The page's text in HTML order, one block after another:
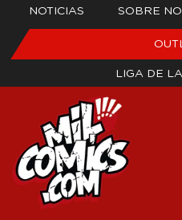
NOTICIAS SOBRE
LIGA DE